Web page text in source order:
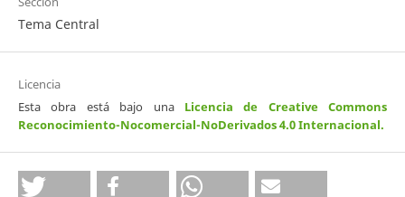
Tema Central
Licencia
Esta obra está bajo una Licencia de Creative Commons
Reconocimiento-Nocomercial-NoDerivados 4.0 Internacional.